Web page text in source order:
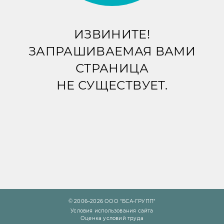
ИЗВИНИТЕ!
ЗАПРАШИВАЕМАЯ ВАМИ
СТРАНИЦА
НЕ СУЩЕСТВУЕТ.
© 2006–2026 ООО "БСА-ГРУПП"
Условия использования сайта
Оценка условий труда